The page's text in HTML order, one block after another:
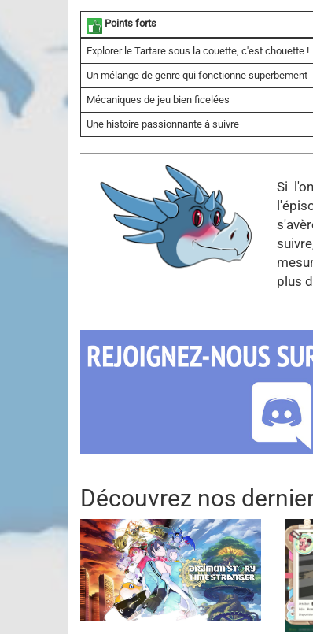
Points forts
Explorer le Tartare sous la couette, c'est chouette !
Un mélange de genre qui fonctionne superbement
Mécaniques de jeu bien ficelées
Une histoire passionnante à suivre
Si
plus
Découvrez nos